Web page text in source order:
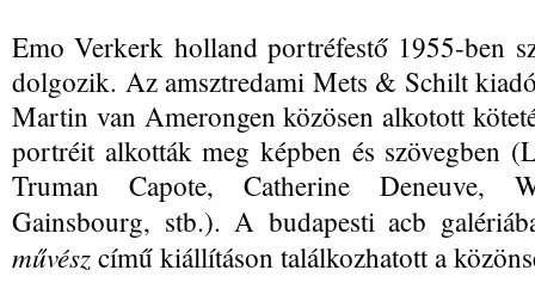
Emo Verkerk holland portréfestő 1955-ben
dolgozik. Az amsztredami Mets & Schilt
Martin van Amerongen közösen alkotott
portréit alkották meg képben és szövegben
Truman Capote, Catherine Deneuve,
Gainsbourg, stb.). A budapesti acb
művész című kiállításon találkozhatott a